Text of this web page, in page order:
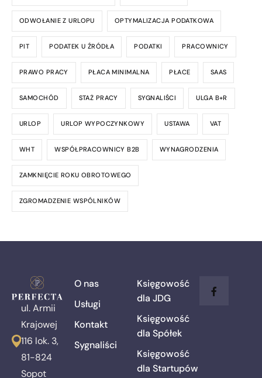
ODWOŁANIE Z URLOPU OPTYMALIZACJA PODATKOWA
PIT PODATEK U ŹRÓDŁA PODATKI PRACOWNICY
PRAWO PRACY PŁACA MINIMALNA PŁACE SAAS
SAMOCHÓD STAŻ PRACY SYGNALIŚCI ULGA B+R
URLOP URLOP WYPOCZYNKOWY USTAWA VAT
WHT WSPÓŁPRACOWNICY B2B WYNAGRODZENIA
ZAMKNIĘCIE ROKU OBROTOWEGO
ZGROMADZENIE WSPÓLNIKÓW
ul. Armii
Krajowej
116 lok. 3,
81-824
Sopot
O nas
Usługi
Kontakt
Sygnaliści
Księgowość
dla JDG
Księgowość
dla Spółek
Księgowość
dla Startupów